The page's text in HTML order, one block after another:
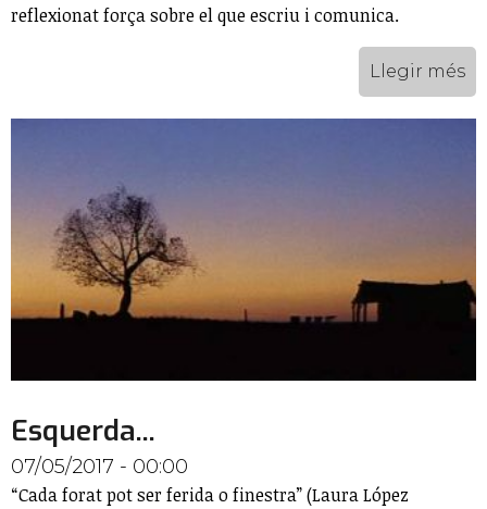
reflexionat força sobre el que escriu i comunica.
Llegir més
Esquerda...
07/05/2017 - 00:00
“Cada forat pot ser ferida o finestra” (Laura López